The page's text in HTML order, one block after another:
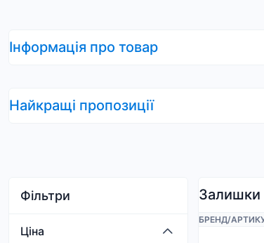
Інформація про товар
Найкращі пропозиції
Фільтри
Ціна
Залишки
БРЕНД/